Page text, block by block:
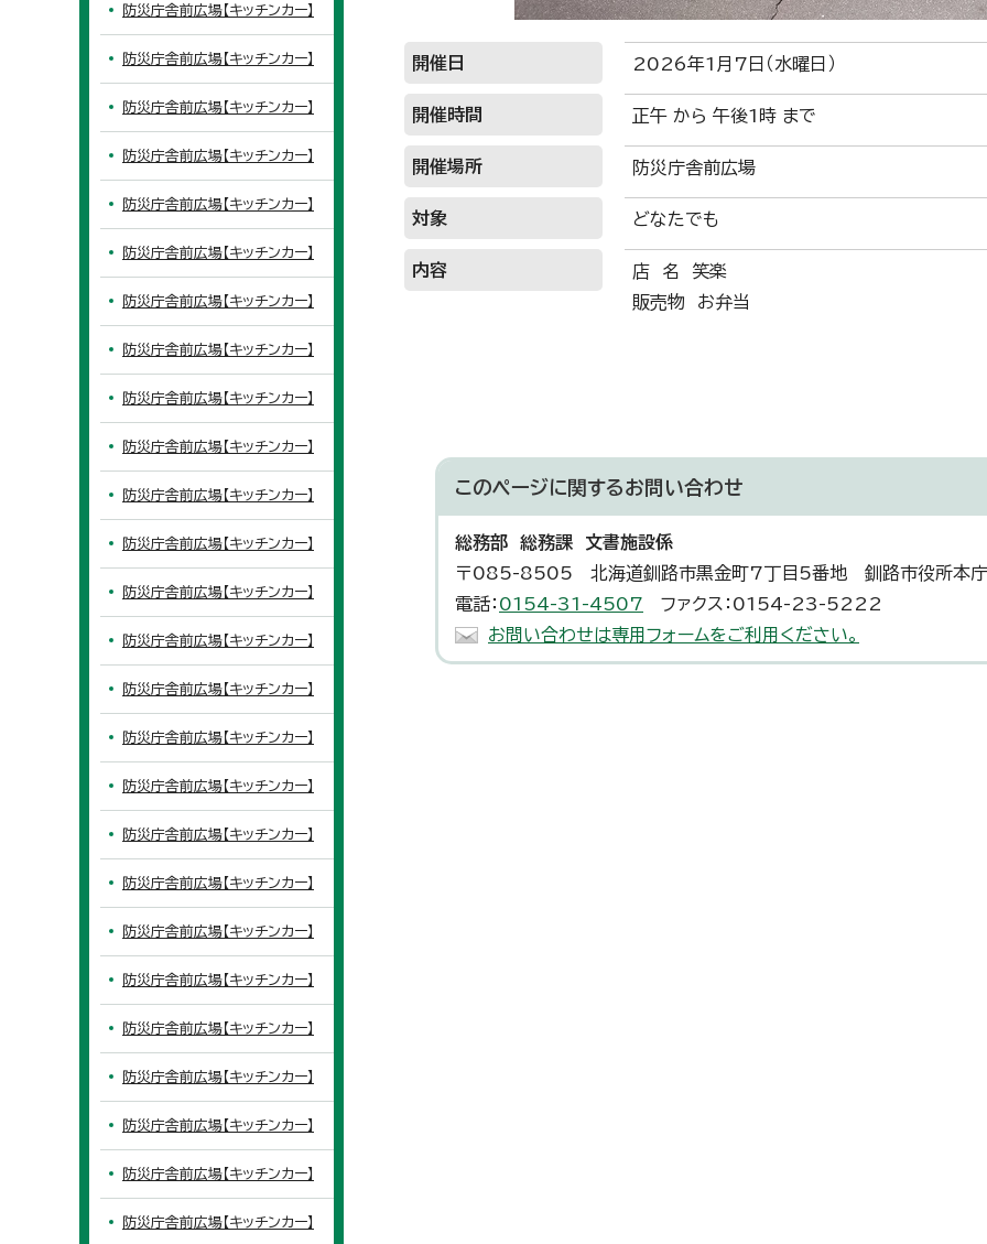
開催日 2026年1月7日（水曜日）
開催時間 正午 から 午後1時 まで
開催場所 防災庁舎前広場
対象 どなたでも
内容
店 名 笑楽
販売物 お弁当
このページに関するお問い合わせ
総務部 総務課 文書施設係
〒085-8505 北海道釧路市黒金町7丁目5番地 釧路市役所本
電話： 0154-31-4507 ファクス：0154-23-5222
お問い合わせは専用フォームをご利用ください。
防災庁舎前広場【キッチンカー】
防災庁舎前広場【キッチンカー】
防災庁舎前広場【キッチンカー】
防災庁舎前広場【キッチンカー】
防災庁舎前広場【キッチンカー】
防災庁舎前広場【キッチンカー】
防災庁舎前広場【キッチンカー】
防災庁舎前広場【キッチンカー】
防災庁舎前広場【キッチンカー】
防災庁舎前広場【キッチンカー】
防災庁舎前広場【キッチンカー】
防災庁舎前広場【キッチンカー】
防災庁舎前広場【キッチンカー】
防災庁舎前広場【キッチンカー】
防災庁舎前広場【キッチンカー】
防災庁舎前広場【キッチンカー】
防災庁舎前広場【キッチンカー】
防災庁舎前広場【キッチンカー】
防災庁舎前広場【キッチンカー】
防災庁舎前広場【キッチンカー】
防災庁舎前広場【キッチンカー】
防災庁舎前広場【キッチンカー】
防災庁舎前広場【キッチンカー】
防災庁舎前広場【キッチンカー】
防災庁舎前広場【キッチンカー】
防災庁舎前広場【キッチンカー】